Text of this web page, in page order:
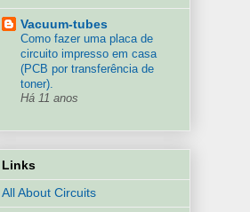
Vacuum-tubes
Como fazer uma placa de
circuito impresso em casa
(PCB por transferência de
toner).
Há 11 anos
Links
All About Circuits